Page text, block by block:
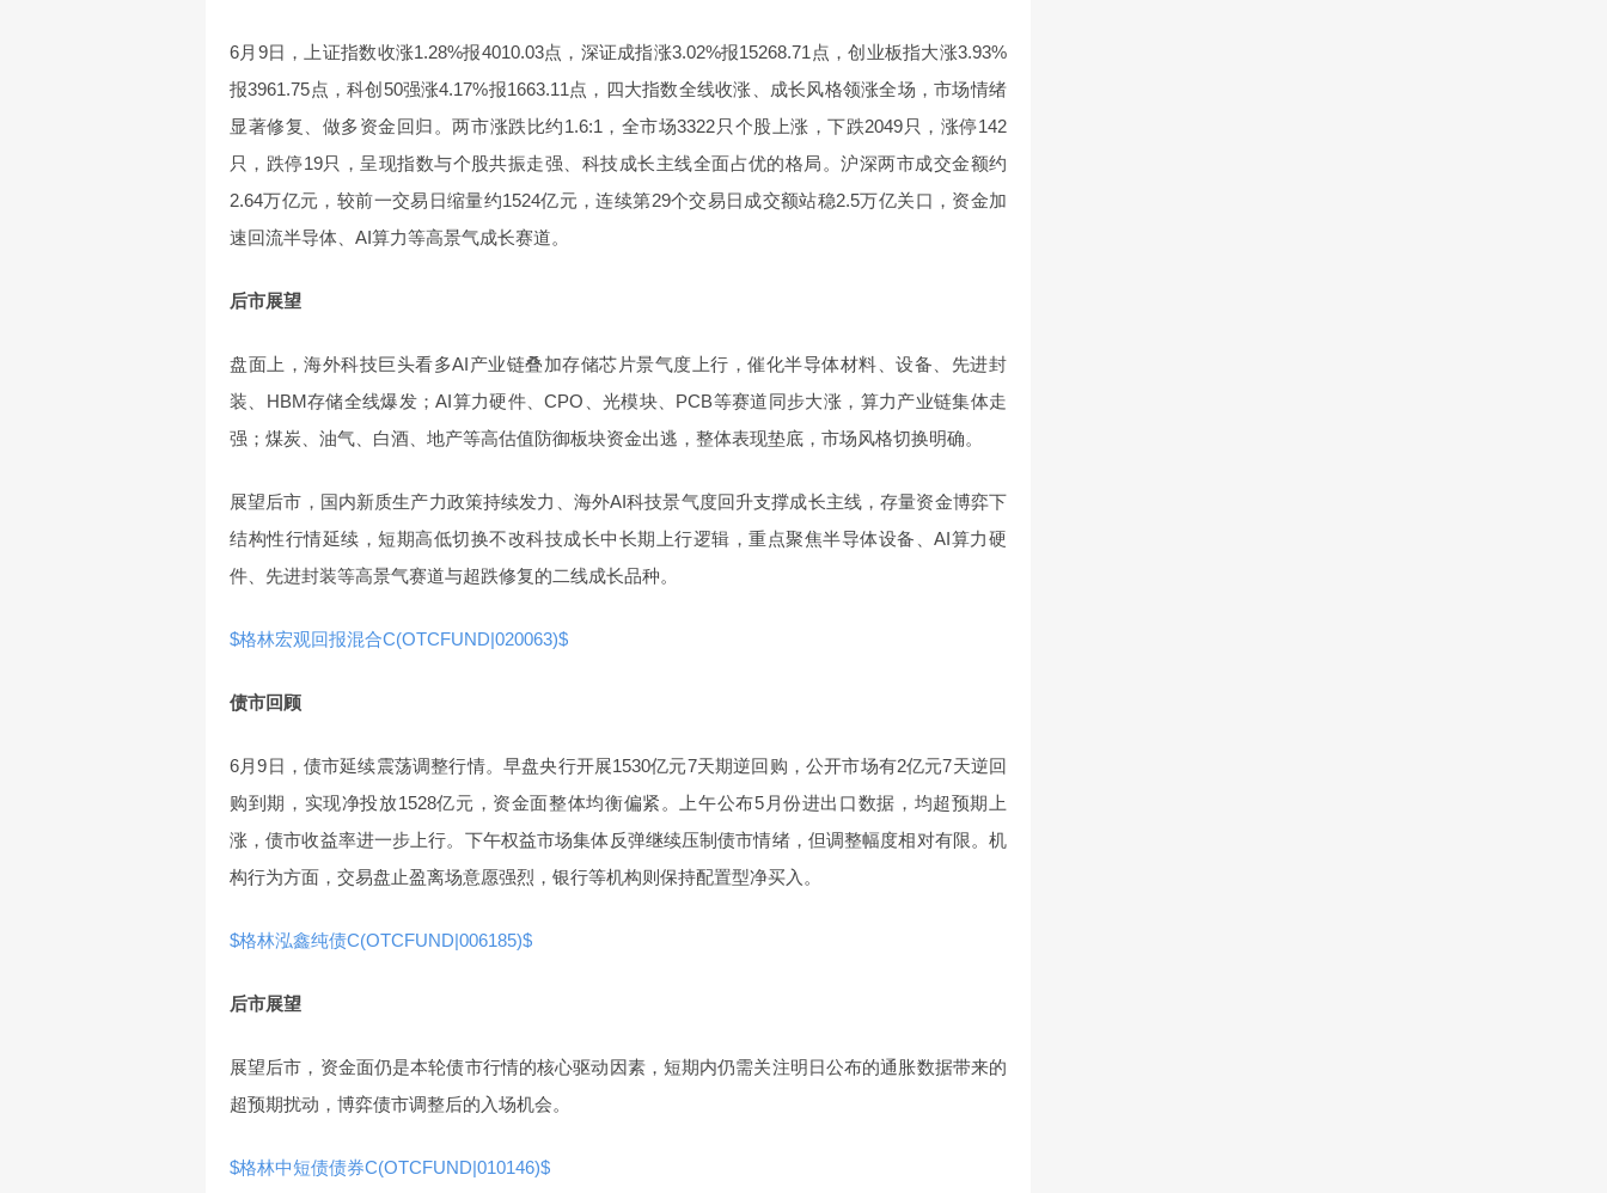
6月9日，上证指数收涨1.28%报4010.03点，深证成指涨3.02%报15268.71点，创业板指大涨3.93%
报3961.75点，科创50强涨4.17%报1663.11点，四大指数全线收涨、成长风格领涨全场，市场情绪
显著修复、做多资金回归。两市涨跌比约1.6:1，全市场3322只个股上涨，下跌2049只，涨停142
只，跌停19只，呈现指数与个股共振走强、科技成长主线全面占优的格局。沪深两市成交金额约
2.64万亿元，较前一交易日缩量约1524亿元，连续第29个交易日成交额站稳2.5万亿关口，资金加
速回流半导体、AI算力等高景气成长赛道。
后市展望
盘面上，海外科技巨头看多AI产业链叠加存储芯片景气度上行，催化半导体材料、设备、先进封
装、HBM存储全线爆发；AI算力硬件、CPO、光模块、PCB等赛道同步大涨，算力产业链集体走
强；煤炭、油气、白酒、地产等高估值防御板块资金出逃，整体表现垫底，市场风格切换明确。
展望后市，国内新质生产力政策持续发力、海外AI科技景气度回升支撑成长主线，存量资金博弈下
结构性行情延续，短期高低切换不改科技成长中长期上行逻辑，重点聚焦半导体设备、AI算力硬
件、先进封装等高景气赛道与超跌修复的二线成长品种。
$格林宏观回报混合C(OTCFUND|020063)$
债市回顾
6月9日，债市延续震荡调整行情。早盘央行开展1530亿元7天期逆回购，公开市场有2亿元7天逆回
购到期，实现净投放1528亿元，资金面整体均衡偏紧。上午公布5月份进出口数据，均超预期上
涨，债市收益率进一步上行。下午权益市场集体反弹继续压制债市情绪，但调整幅度相对有限。机
构行为方面，交易盘止盈离场意愿强烈，银行等机构则保持配置型净买入。
$格林泓鑫纯债C(OTCFUND|006185)$
后市展望
展望后市，资金面仍是本轮债市行情的核心驱动因素，短期内仍需关注明日公布的通胀数据带来的
超预期扰动，博弈债市调整后的入场机会。
$格林中短债债券C(OTCFUND|010146)$